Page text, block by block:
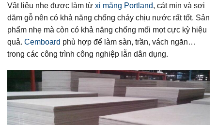
Vật liệu nhẹ được làm từ xi măng Portland, cát mịn và sợi
dăm gỗ nên có khả năng chống cháy chịu nước rất tốt. Sản
phẩm nhẹ mà còn có khả năng chống mối mọt cực kỳ hiệu
quả. Cemboard phù hợp để làm sàn, trần, vách ngăn…
trong các công trình công nghiệp lẫn dân dụng.